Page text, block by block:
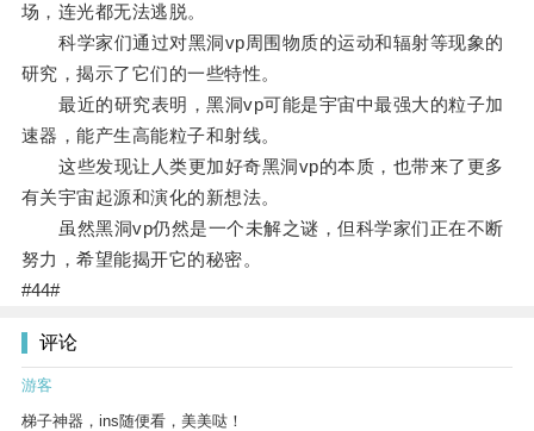
场，连光都无法逃脱。
科学家们通过对黑洞vp周围物质的运动和辐射等现象的
研究，揭示了它们的一些特性。
最近的研究表明，黑洞vp可能是宇宙中最强大的粒子加
速器，能产生高能粒子和射线。
这些发现让人类更加好奇黑洞vp的本质，也带来了更多
有关宇宙起源和演化的新想法。
虽然黑洞vp仍然是一个未解之谜，但科学家们正在不断
努力，希望能揭开它的秘密。
#44#
评论
游客
梯子神器，ins随便看，美美哒！